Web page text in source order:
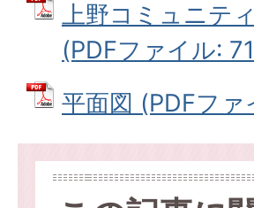
上野コミュニテ
(PDFファイル:
平面図 (PDFフ